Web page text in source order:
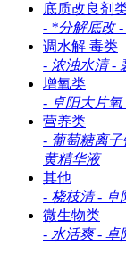
底质改良剂
- *分解底改 -
调水解 毒类
- 浓浊水清 -
增氧类
- 卓阳大片氧
营养类
- 葡萄糖离子
黄精华液
其他
- 桡枝清 - 卓
微生物类
- 水活爽 - 卓